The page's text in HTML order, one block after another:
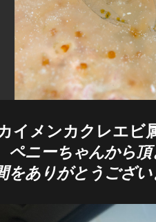
イメンカクレエビ
ペニーちゃんから
をありがとうござ